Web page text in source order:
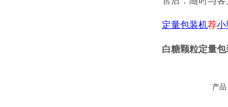
定量包装机荐小
白糖颗粒定量
产品